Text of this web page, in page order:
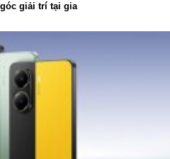
giải trí tại gia